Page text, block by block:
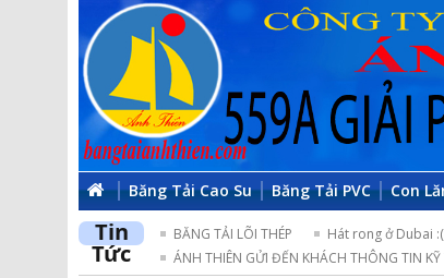
Băng Tải Cao Su Băng Tải PVC Con
Tin
Tức
BĂNG TẢI LÕI THÉP Hát rong ở Dubai :(
ÁNH THIÊN GỬI ĐẾN KHÁCH THÔNG TIN